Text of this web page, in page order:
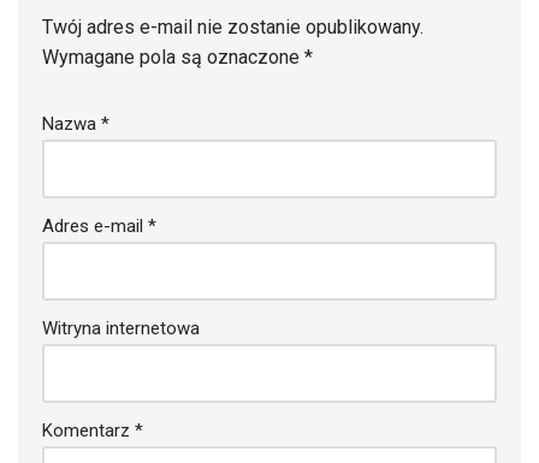
Twój adres e-mail nie zostanie opublikowany.
Wymagane pola są oznaczone *
Nazwa *
Adres e-mail *
Witryna internetowa
Komentarz *